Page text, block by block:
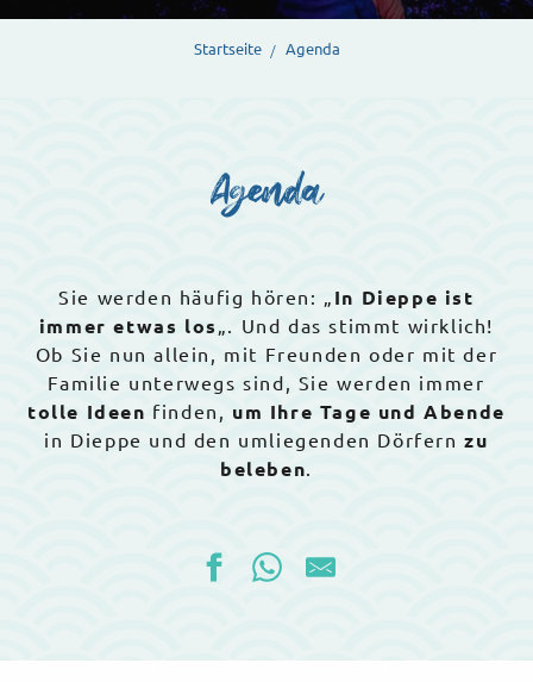
Startseite Agenda
Agenda
Sie werden häufig hören: „ In Dieppe ist
immer etwas los „. Und das stimmt wirklich!
Ob Sie nun allein, mit Freunden oder mit der
Familie unterwegs sind, Sie werden immer
tolle Ideen finden, um Ihre Tage und Abende
in Dieppe und den umliegenden Dörfernzu
beleben.